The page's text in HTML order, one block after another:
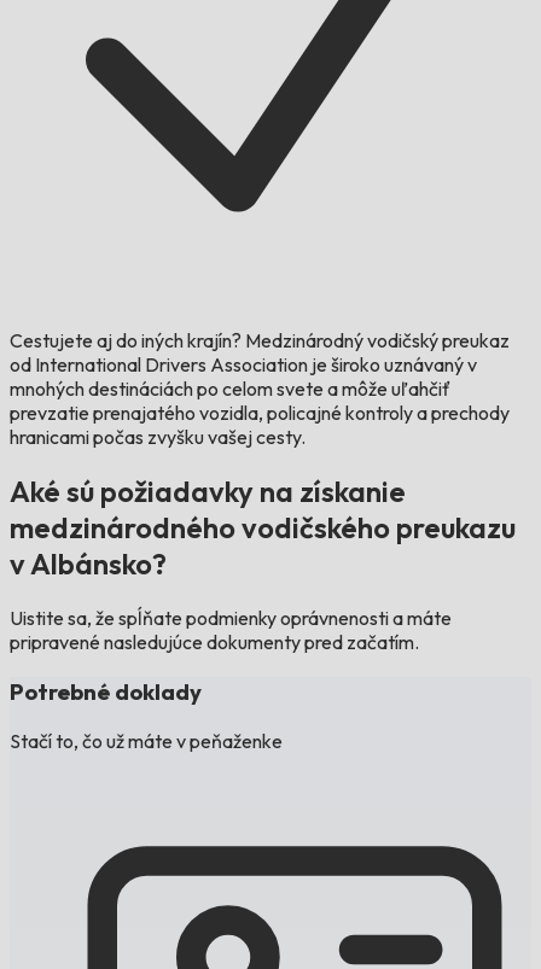
Cestujete aj do iných krajín? Medzinárodný vodičský preukaz
od International Drivers Association je široko uznávaný v
mnohých destináciách po celom svete a môže uľahčiť
prevzatie prenajatého vozidla, policajné kontroly a prechody
hranicami počas zvyšku vašej cesty.
Aké sú požiadavky na získanie
medzinárodného vodičského preukazu
v Albánsko?
Uistite sa, že spĺňate podmienky oprávnenosti a máte
pripravené nasledujúce dokumenty pred začatím.
Potrebné doklady
Stačí to, čo už máte v peňaženke